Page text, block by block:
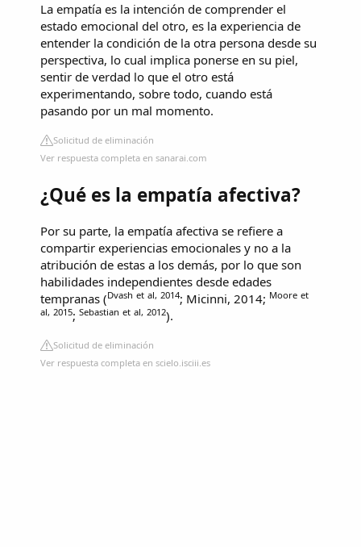
La empatía es la intención de comprender el
estado emocional del otro, es la experiencia de
entender la condición de la otra persona desde su
perspectiva, lo cual implica ponerse en su piel,
sentir de verdad lo que el otro está
experimentando, sobre todo, cuando está
pasando por un mal momento.
Solicitud de eliminación
Ver respuesta completa en sanarai.com
¿Qué es la empatía afectiva?
Por su parte, la empatía afectiva se refiere a
compartir experiencias emocionales y no a la
atribución de estas a los demás, por lo que son
habilidades independientes desde edades
tempranas (Dvash et al, 2014; Micinni, 2014; Moore et
al, 2015; Sebastian et al, 2012).
Solicitud de eliminación
Ver respuesta completa en scielo.isciii.es